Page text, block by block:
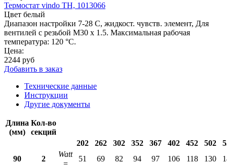
Термостат vindo TH, 1013066
Цвет белый
Диапазон настройки 7-28 C, жидкост. чувств. элемент, Для
вентилей с резьбой M30 x 1.5. Максимальная рабочая
температура: 120 °C.
Цена:
2244 руб
Добавить в заказ
Технические данные
Инструкции
Другие документы
Длина
(мм)
Кол-во
секций
202
262 302 352 367 402 452 502
90
2
Watt
=
51 69 82 94 97 106 118 130